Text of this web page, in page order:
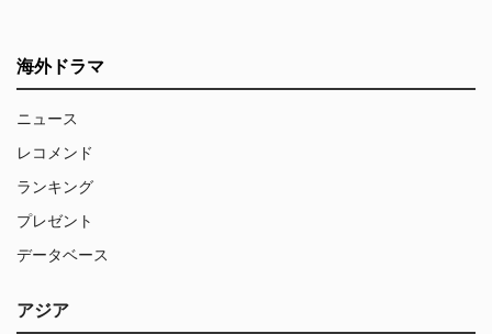
海外ドラマ
ニュース
レコメンド
ランキング
プレゼント
データベース
アジア